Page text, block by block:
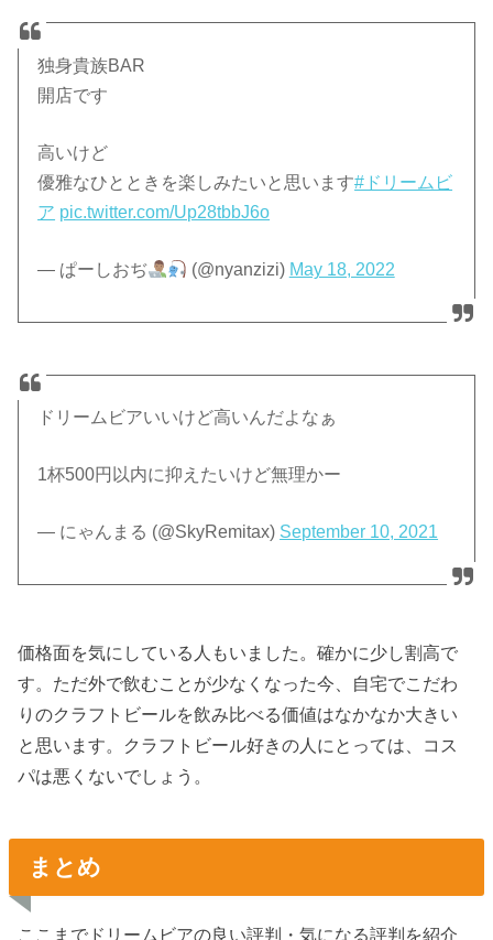
独身貴族BAR
開店です
高いけど
優雅なひとときを楽しみたいと思います#ドリームビ
ア pic.twitter.com/Up28tbbJ6o
— ぱーしおぢ (@nyanzizi) May 18, 2022
ドリームビアいいけど高いんだよなぁ
1杯500円以内に抑えたいけど無理かー
— にゃんまる (@SkyRemitax) September 10, 2021
価格面を気にしている人もいました。確かに少し割高で
す。ただ外で飲むことが少なくなった今、自宅でこだわ
りのクラフトビールを飲み比べる価値はなかなか大きい
と思います。クラフトビール好きの人にとっては、コス
パは悪くないでしょう。
まとめ
ここまでドリームビアの良い評判・気になる評判を紹介